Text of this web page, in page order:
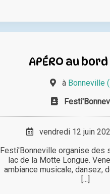
APÉRO au
à Bonneville
vendredi 12 juin
Festi'Bonneville organise des
lac de la Motte Longue.
ambiance musicale, dansez,
[...]